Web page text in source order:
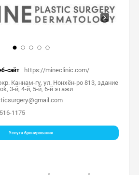
сайт https://mineclinic.com/
Каннам-гу, ул. Нонхён-ро 813, здание
3-й, 4-й, 5-й, 6-й этажи
1175
Услуга бронирования